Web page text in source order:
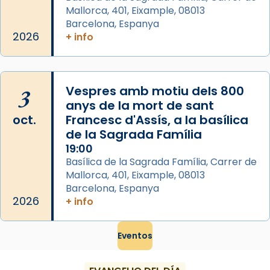
View on Facebook ·
2026
Mallorca, 401, Eixample, 08013
Barcelona, Espanya
+ info
3
oct.
2026
Vespres amb motiu dels 800
anys de la mort de sant
Francesc d'Assís, a la basílica
de la Sagrada Família
19:00
Basílica de la Sagrada Família, Carrer de
Mallorca, 401, Eixample, 08013
Barcelona, Espanya
+ info
Eventos